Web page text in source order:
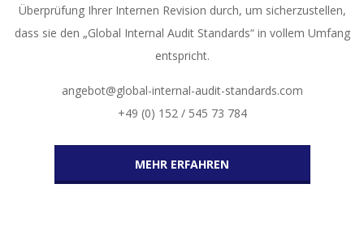
Überprüfung Ihrer Internen Revision durch, um sicherzustellen,
dass sie den „Global Internal Audit Standards“ in vollem Umfang
entspricht.
angebot@global-internal-audit-standards.com
+49 (0) 152 / 545 73 784
MEHR ERFAHREN